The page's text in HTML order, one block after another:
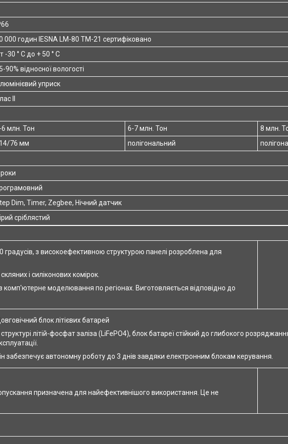
000 годин IESNA LM-80 TM-21 сертифіковано
-30 ° C до + 50 ° C
90% відносної вологості
уприск
II
6 млн. Тон 6-7 млн. Тон
8 млн.
76 мм полігональний
Dim, Timer, Zegbee, Нічний датчик
сріблястий
градусів, з високоефективною структурою панелі розроблена для
і силіконових комірок.
комп'ютерне моделювання по регіонах. Виготовляється відповідно до
блок літієвих батарей
літій-фосфат заліза (LiFePO4), блок батареї стійкий до глибокого
забезпечує автономну роботу до 3 днів завдяки електронним блокам керування.
призначена для найефективнішого використання. Це не